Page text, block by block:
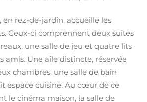
en rez-de-jardin, accueille les
Ceux-ci comprennent deux suites
une salle de jeu et quatre lits
amis. Une aile distincte, réservée
chambres, une salle de bain
espace cuisine. Au cœur de ce
le cinéma maison, la salle de